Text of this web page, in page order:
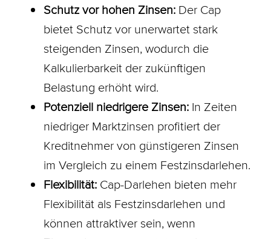
Schutz vor hohen Zinsen:Der Cap
bietet Schutz vor unerwartet stark
steigenden Zinsen, wodurch die
Kalkulierbarkeit der zukünftigen
Belastung erhöht wird.
Potenziell niedrigere Zinsen:In Zeiten
niedriger Marktzinsen profitiert der
Kreditnehmer von günstigeren Zinsen
im Vergleich zu einem Festzinsdarlehen.
Flexibilität:Cap-Darlehen bieten mehr
Flexibilität als Festzinsdarlehen und
können attraktiver sein, wenn